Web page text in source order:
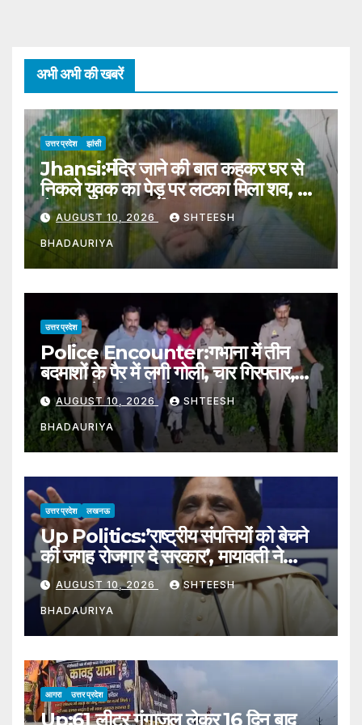
अभी अभी की खबरें
उत्तर प्रदेश झांसी
Jhansi:मंदिर जाने की बात कहकर घर से
निकले युवक का पेड़ पर लटका मिला शव, घर
से 100 मीटर दूर हुई घटना – Jhansi:
Body Of A Young Man, Who
Had Left Home Saying He
Was Going To The Temple
AUGUST 10, 2026 SHTEESH
BHADAURIYA
उत्तर प्रदेश
Police Encounter:गभाना में तीन
बदमाशों के पैर में लगी गोली, चार गिरफ्तार,
पूछताछ में स्वीकारी गोकशी की बात – Four
Arrested In Gabhana Police
Encounter
AUGUST 10, 2026 SHTEESH
BHADAURIYA
उत्तर प्रदेश लखनऊ
Up Politics:’राष्ट्रीय संपत्तियों को बेचने
की जगह रोजगार दे सरकार’, मायावती ने
जंतर-मंतर आंदोलन का किया जिक्र –
Mayawati Corners
Government On Issue Of
Employment Urges Focus On
Government Jobs
AUGUST 10, 2026 SHTEESH
BHADAURIYA
आगरा उत्तर प्रदेश
Up:61 लीटर गंगाजल लेकर 16 दिन बाद